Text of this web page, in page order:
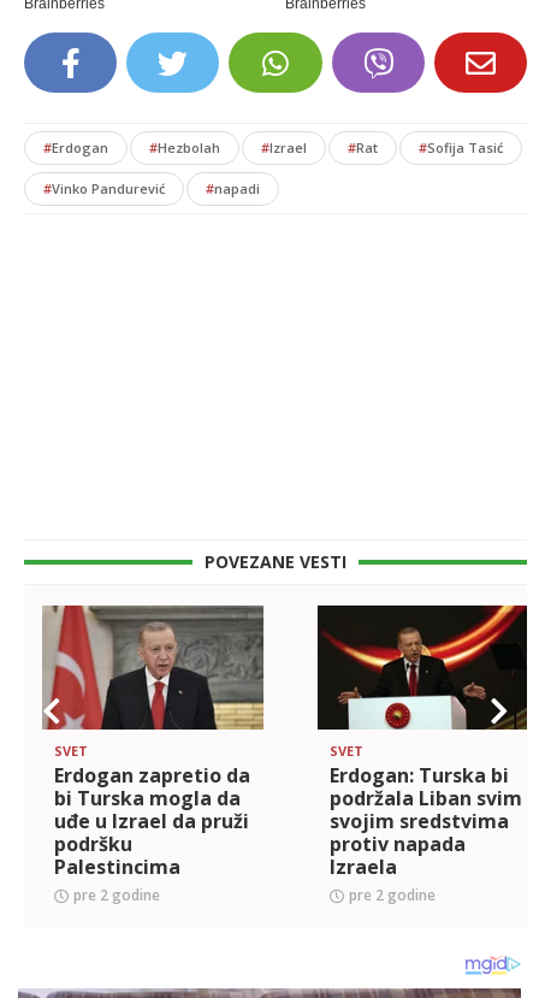
#Erdogan #Hezbolah #Izrael #Rat #Sofija Tasić
#Vinko Pandurević #napadi
POVEZANE VESTI
SVET
Erdogan zapretio da
bi Turska mogla da
uđe u Izrael da pruži
podršku
Palestincima
pre 2 godine
SVET
Erdogan: Turska bi
podržala Liban svim
svojim sredstvima
protiv napada
Izraela
pre 2 godine